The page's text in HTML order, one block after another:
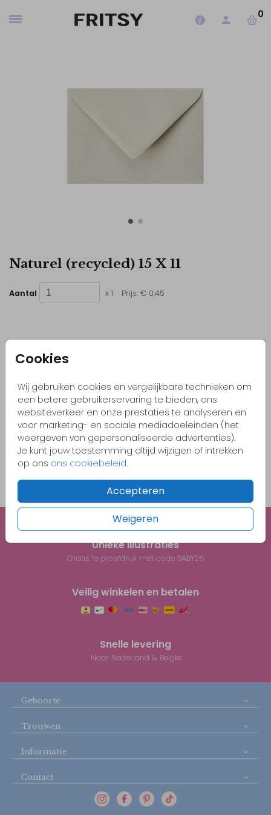
0
Cookies
Wij gebruiken cookies en vergelijkbare technieken om
een betere gebruikerservaring te bieden, ons
websiteverkeer en onze prestaties te analyseren en
voor marketing- en sociale mediadoeleinden (het
weergeven van gepersonaliseerde advertenties).
Je kunt jouw toestemming altijd wijzigen of intrekken
op ons ons cookiebeleid.
Accepteren
Weigeren
Naturel (recycled) 15 X 11
Aantal x 1 Prijs: € 0,45
Kleurrijke & vrolijke ontwerpen
Pas zelf het kaartje aan naar jouw wensen
Bestel gemakkelijk een proefdruk vanaf €1,-
OMSCHRIJVING
Prijs:€ 0,45 per 1
Unieke illustraties
Gratis 1e proefdruk met code BABY26
Veilig winkelen en betalen
Snelle levering
Naar Nederland & België
Geboorte
Trouwen
Informatie
Contact